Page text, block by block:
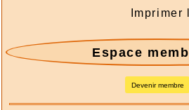
Imprimer
Espace
Devenir membre